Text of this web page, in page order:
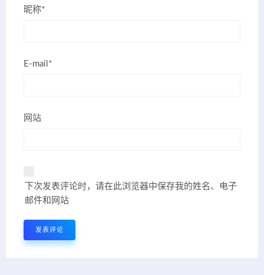
昵称*
E-mail*
网站
下次发表评论时，请在此浏览器中保存我的姓名、电子
邮件和网站